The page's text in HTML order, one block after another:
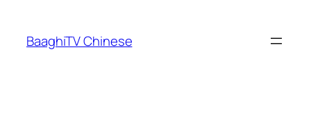
content
BaaghiTV Chinese